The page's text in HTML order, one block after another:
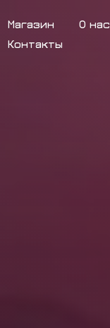
Магазин О нас
Контакты